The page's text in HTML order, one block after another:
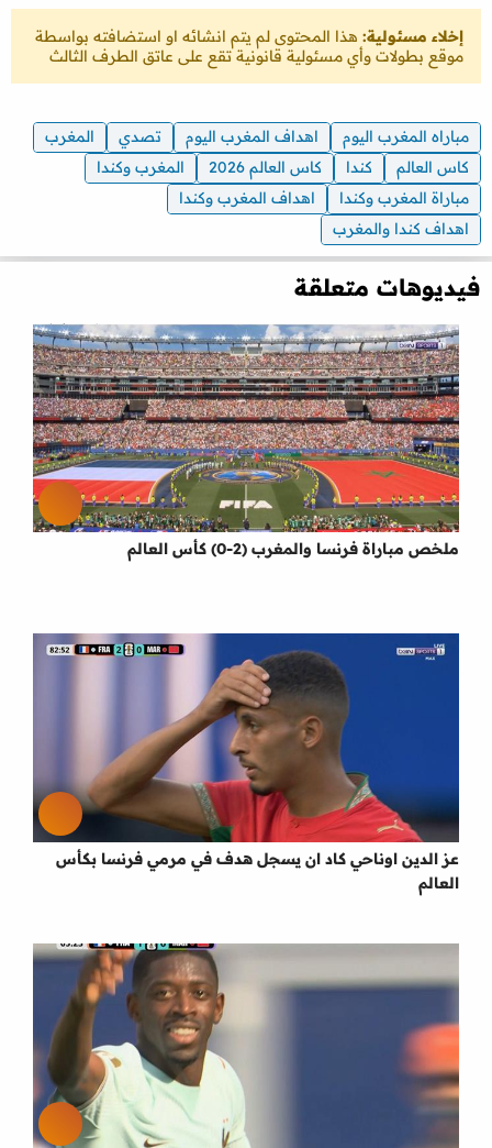
إخلاء مسئولية: هذا المحتوى لم يتم انشائه او استضافته بواسطة
موقع بطولات وأي مسئولية قانونية تقع على عاتق الطرف الثالث
مباراه المغرب اليوم اهداف المغرب اليوم تصدي
المغرب
كاس العالم
كندا كاس العالم 2026
المغرب وكندا
مباراة المغرب وكندا
اهداف المغرب وكندا
اهداف كندا والمغرب
فيديوهات متعلقة
ملخص مباراة فرنسا والمغرب (2-0) كأس العالم
عز الدين اوناحي كاد ان يسجل هدف في مرمي فرنسا بكأس
العالم